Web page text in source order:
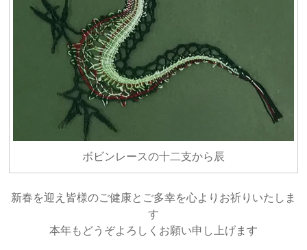
ボビンレースの十二支から辰
新春を迎え皆様のご健康とご多幸を心よりお祈りいたしま
す
本年もどうぞよろしくお願い申し上げます